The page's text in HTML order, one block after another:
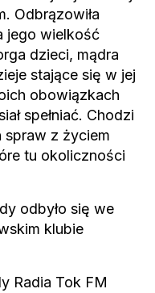
Odbrązowiła
jego wielkość
dzieci, mądra
stające się w jej
obowiązkach
spełniać. Chodzi
spraw z życiem
tu okoliczności
odbyło się we
klubie
Radia Tok FM